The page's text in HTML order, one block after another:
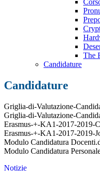
The
Candidature
Candidature
Griglia-di-Valutazione-
Griglia-di-Valutazione-
Erasmus-+-KA1-2017-2019-
Erasmus-+-KA1-2017-2019-
Modulo Candidatura
Modulo Candidatura
Notizie